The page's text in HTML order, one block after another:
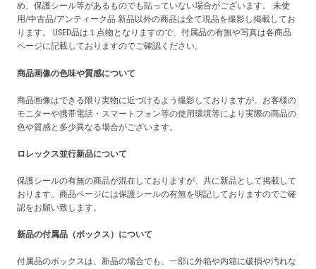
め、保護シール等があるものでも貼っていない場合がございます。 未使
用/中古品/アンティーク品 新品以外の商品は全て現品を撮影し掲載してお
ります。 USED品は１点物となりますので、付属品の有無や写真は各商品
ページに記載しておりますのでご確認ください。
商品画像の色味や質感について
商品画像はできる限り実物に近づけるよう撮影しておりますが、お客様の
モニターや携帯電話・スマートフォン等の使用環境等により実際の商品の
色や質感と多少異なる場合がございます。
ロレックス並行新品について
保護シールの有無の商品が混在しておりますが、共に新品として掲載して
おります。商品ページには保護シールの有無を明記しておりますのでご確
認をお願い致します。
新品の付属品（ボックス）について
付属品のボックスは、新品の場合でも、一部に外箱や内箱に破損や汚れな